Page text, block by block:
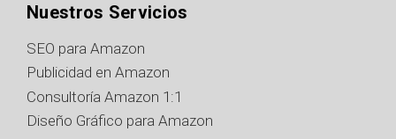
Nuestros Servicios
SEO para Amazon
Publicidad en Amazon
Consultoría Amazon 1:1
Diseño Gráfico para Amazon